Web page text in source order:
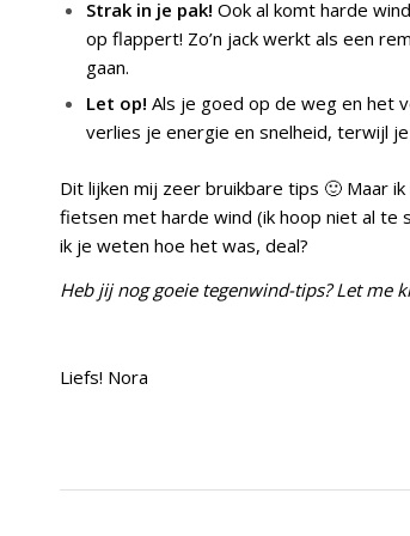
Strak in je pak! Ook al komt harde
op flappert! Zo’n jack werkt als een
gaan.
Let op! Als je goed op de weg en het
verlies je energie en snelheid, terwijl
Dit lijken mij zeer bruikbare tips 🙂 Maar
fietsen met harde wind (ik hoop niet al te
ik je weten hoe het was, deal?
Heb jij nog goeie tegenwind-tips? Let me
Liefs! Nora